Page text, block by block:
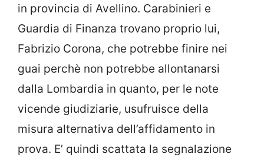
in provincia di Avellino. Carabinieri e
Guardia di Finanza trovano proprio lui,
Fabrizio Corona, che potrebbe finire nei
guai perchè non potrebbe allontanarsi
dalla Lombardia in quanto, per le note
vicende giudiziarie, usufruisce della
misura alternativa dell’affidamento in
prova. E’ quindi scattata la segnalazione